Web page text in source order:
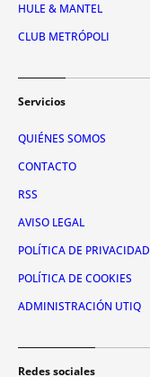
HULE & MANTEL
CLUB METRÓPOLI
Servicios
QUIÉNES SOMOS
CONTACTO
RSS
AVISO LEGAL
POLÍTICA DE PRIVACIDAD
POLÍTICA DE COOKIES
ADMINISTRACIÓN UTIQ
Redes sociales